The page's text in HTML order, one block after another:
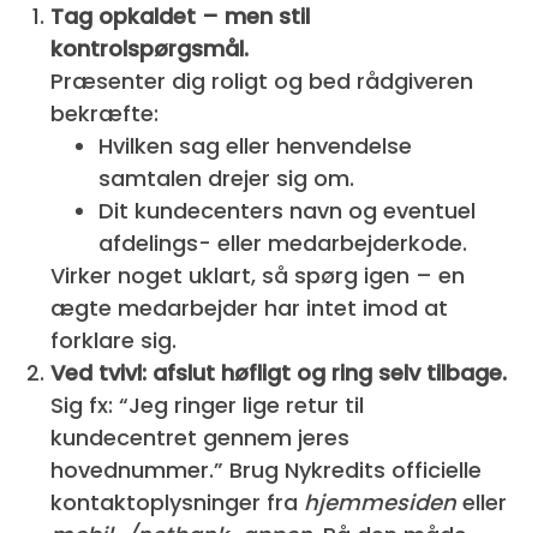
Tag opkaldet – men stil
kontrolspørgsmål.
Præsenter dig roligt og bed rådgiveren
bekræfte:
Hvilken sag eller henvendelse
samtalen drejer sig om.
Dit kundecenters navn og eventuel
afdelings- eller medarbejderkode.
Virker noget uklart, så spørg igen – en
ægte medarbejder har intet imod at
forklare sig.
Ved tvivl: afslut høfligt og ring selv tilbage.
Sig fx: “Jeg ringer lige retur til
kundecentret gennem jeres
hovednummer.” Brug Nykredits officielle
kontaktoplysninger fra hjemmesiden eller